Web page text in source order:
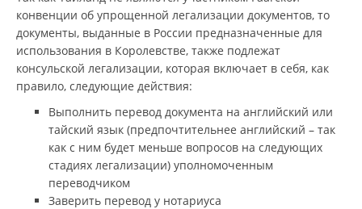
конвенции об упрощенной легализации документов, то
документы, выданные в России предназначенные для
использования в Королевстве, также подлежат
консульской легализации, которая включает в себя, как
правило, следующие действия:
Выполнить перевод документа на английский или
тайский язык (предпочтительнее английский – так
как с ним будет меньше вопросов на следующих
стадиях легализации) уполномоченным
переводчиком
Заверить перевод у нотариуса